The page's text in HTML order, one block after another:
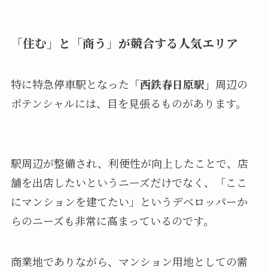
「住む」と「商う」が競合する人気エリア
特に特急停車駅となった 「西鉄春日原駅」 周辺の
ポテンシャルには、目を見張るものがあります。
駅周辺が整備され、利便性が向上したことで、店
舗を出店したいというニーズだけでなく、「ここ
にマンションを建てたい」というデベロッパーか
らのニーズも非常に高まっているのです。
商業地でありながら、マンション用地としての需